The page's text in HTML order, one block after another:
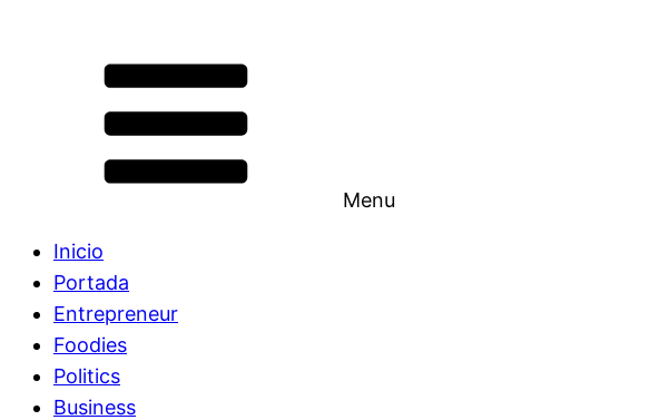
Menu
Inicio
Portada
Entrepreneur
Foodies
Politics
Business